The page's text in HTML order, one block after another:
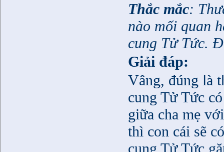
Thắc mắc:
nào mối quan
cung Tử Tức.
Giải đáp:
Vâng, đúng là
cung Tử Tức
giữa cha mẹ
thì con cái sẽ